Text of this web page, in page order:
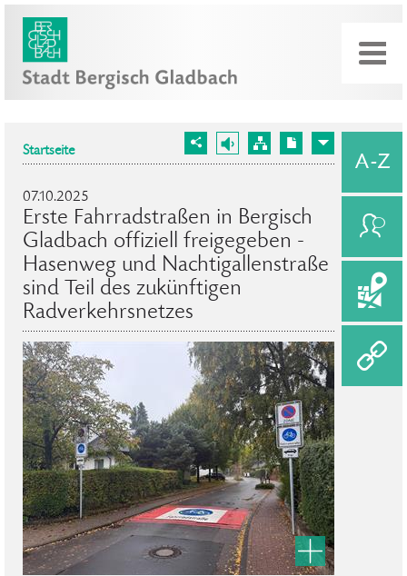
Startseite
07.10.2025
Erste Fahrradstraßen in Bergisch
Gladbach offiziell freigegeben -
Hasenweg und Nachtigallenstraße
sind Teil des zukünftigen
Radverkehrsnetzes